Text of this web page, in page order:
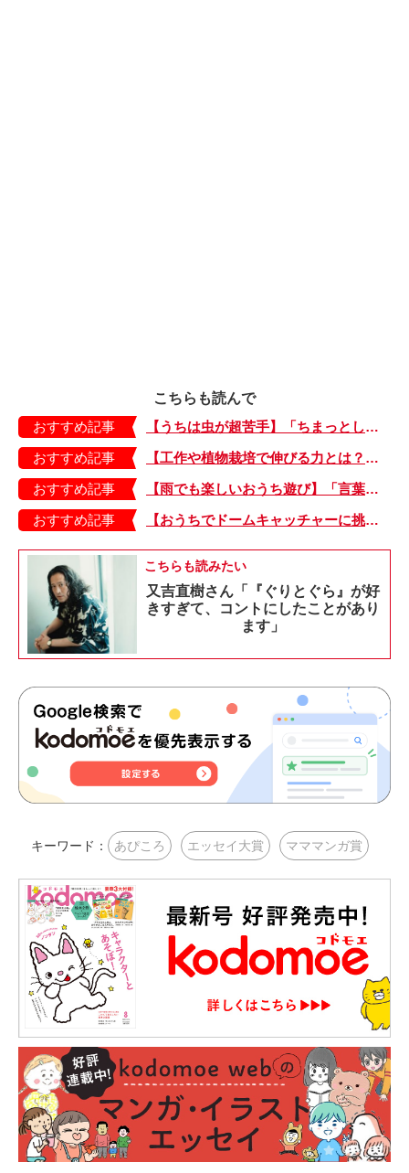
こちらも読んで
おすすめ記事
【うちは虫が超苦手】「ちまっとした虫にも大騒ぎ！」「可愛い系の虫……でも逃げる！」教えて！ みんなの虫ギライエピソード
おすすめ記事
【工作や植物栽培で伸びる力とは？】「非認知能力」を養う、おうちで楽しむ創作あそび・おうちあそび図鑑5
おすすめ記事
【雨でも楽しいおうち遊び】「言葉あそび」で伸ばす表現力や想像力・おうちあそび図鑑4
おすすめ記事
【おうちでドームキャッチャーに挑戦だ】アンパンマン わくわくドームキャッチャー
こちらも読みたい
又吉直樹さん「『ぐりとぐら』が好
きすぎて、コントにしたことがあり
ます」
キーワード： あぴころ エッセイ大賞 マママンガ賞